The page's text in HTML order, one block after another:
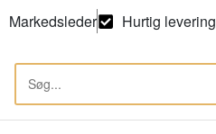
Markedsleder Hurtig levering